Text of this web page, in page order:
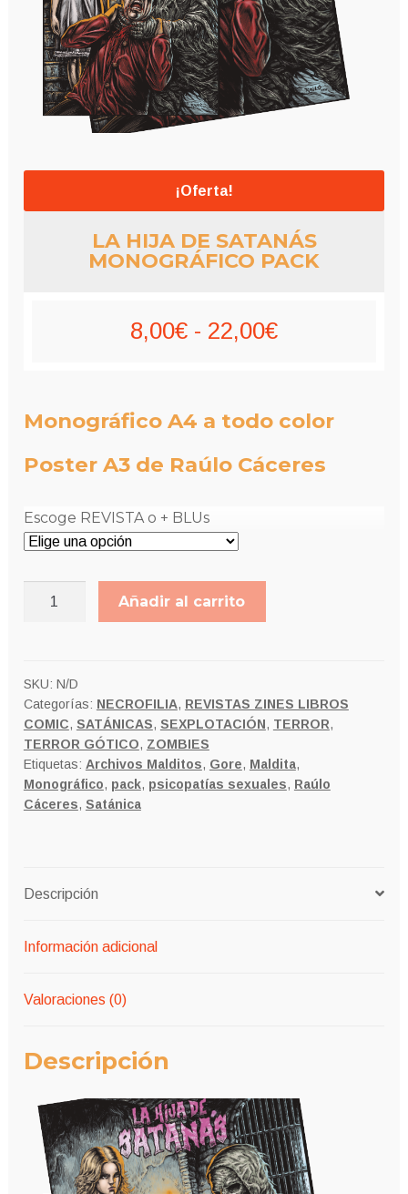
¡Oferta!
LA HIJA DE SATANÁS
MONOGRÁFICO PACK
8,00€ - 22,00€Rango
8,00€
Monográfico A4 a todo color
Poster A3 de Raúlo Cáceres
Escoge REVISTA o + BLUs
Monográfico
PACK
cantidad
Añadir al carrito
SKU: N/D
Categorías: NECROFILIA, REVISTAS ZINES LIBROS
COMIC, SATÁNICAS, SEXPLOTACIÓN, TERROR,
TERROR GÓTICO, ZOMBIES
Etiquetas: Archivos Malditos, Gore, Maldita,
Monográfico, pack, psicopatías sexuales, Raúlo
Cáceres, Satánica
Descripción
Información adicional
Valoraciones (0)
Descripción